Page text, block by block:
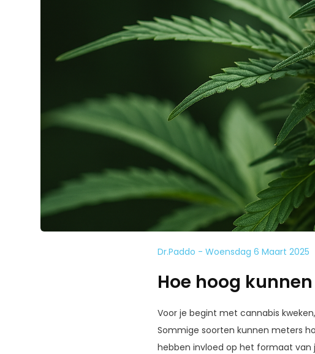
Dr.Paddo - Woensdag 6 Maart 2025
Hoe hoog
Voor je begint met cannabis
Sommige soorten kunnen meters
hebben invloed op het formaat van